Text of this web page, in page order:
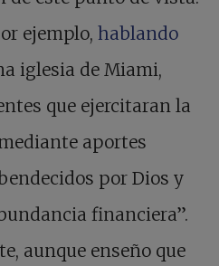
ejemplo, hablando
iglesia de Miami,
que ejercitaran la
aportes
por Dios y
financiera”.
aunque enseño que